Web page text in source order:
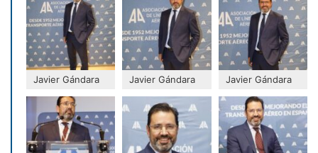
Javier Gándara Javier Gándara Javier Gándara